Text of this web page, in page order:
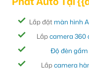
Lắp đặt màn hình
Lắpcamera 360
Độ đèn
Lắpcamera